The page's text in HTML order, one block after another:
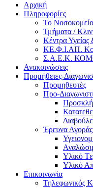
Αρχική
Πληροφορίες
Το Νοσοκομείο
Τμήματα /
Κέντρα Υγείας
ΚΕ.Φ.Ι.ΑΠ.
Σ.Α.Ε.Κ.
Ανακοινώσεις
Προμήθειες-
Προμηθευτές
Προ-
Έρευνα
Υλικό
Υλικό
Επικοινωνία
Τηλεφωνικός